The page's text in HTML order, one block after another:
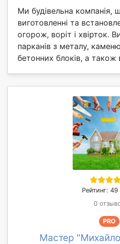
Ми будівельна компанія,
виготовленні та
огорож, воріт і хвірток.
парканів з металу,
бетонних блоків, а також
Рейтинг: 49
0
PRO
Мастер